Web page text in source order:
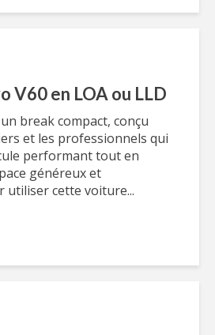
V60 en LOA ou LLD
break compact, conçu
et les professionnels qui
performant tout en
généreux et
utiliser cette voiture...